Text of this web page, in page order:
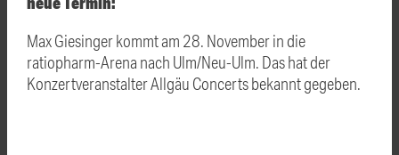
Max Giesinger kommt am 28. November in die
ratiopharm-Arena nach Ulm/Neu-Ulm. Das hat der
Konzertveranstalter Allgäu Concerts bekannt gegeben.